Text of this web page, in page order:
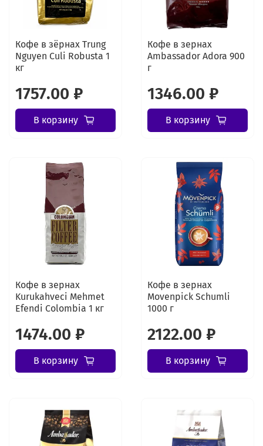
Кофе в зёрнах Trung
Nguyen Culi Robusta 1
кг
1757.00 ₽
В корзину
Кофе в зернах
Ambassador Adora 900
г
1346.00 ₽
В корзину
Кофе в зернах
Kurukahveci Mehmet
Efendi Colombia 1 кг
1474.00 ₽
В корзину
Кофе в зернах
Movenpick Schumli
1000 г
2122.00 ₽
В корзину